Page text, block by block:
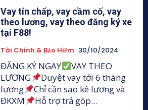
Vay tín chấp, vay cầm cố, vay
theo lương, vay theo đăng ký xe
tại F88!
Tài Chính & Bảo Hiểm 30/10/2024
ĐĂNG KÝ NGAY
VAY THEO
LƯƠNG
Duyệt vay tới 6 tháng
lương
Chỉ cần sao kê lương và
ĐKXM
Hỗ trợ trả góp...